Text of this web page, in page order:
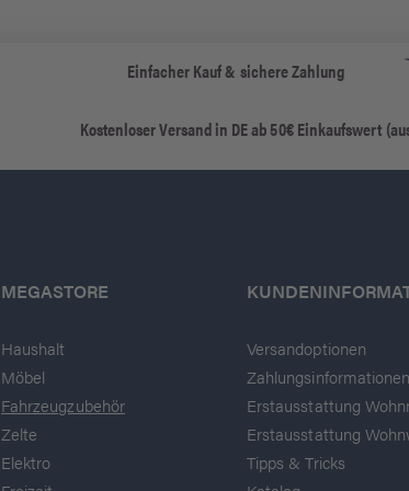
Einfacher Kauf & sichere Zahlung
Kostenloser Versand in DE ab 50€ Einkaufswert
MEGASTORE
Haushalt
Möbel
Fahrzeugzubehör
Zelte
Elektro
Versandoptionen
Zahlungsinformationen
Erstausstattung
Erstausstattung
Tipps & Tricks